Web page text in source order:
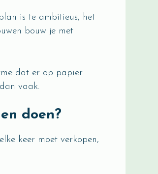
is te ambitieus, het
bouw je met
dat er op papier
vaak.
doen?
keer moet verkopen,